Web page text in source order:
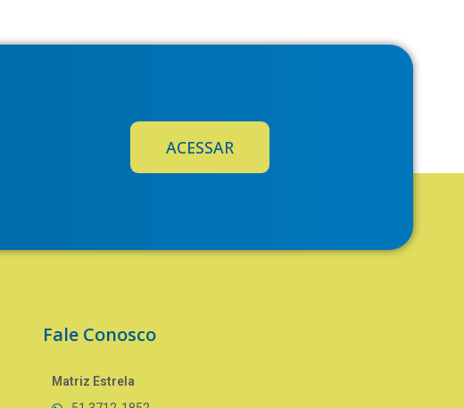
ACESSAR
Fale Conosco
Matriz Estrela